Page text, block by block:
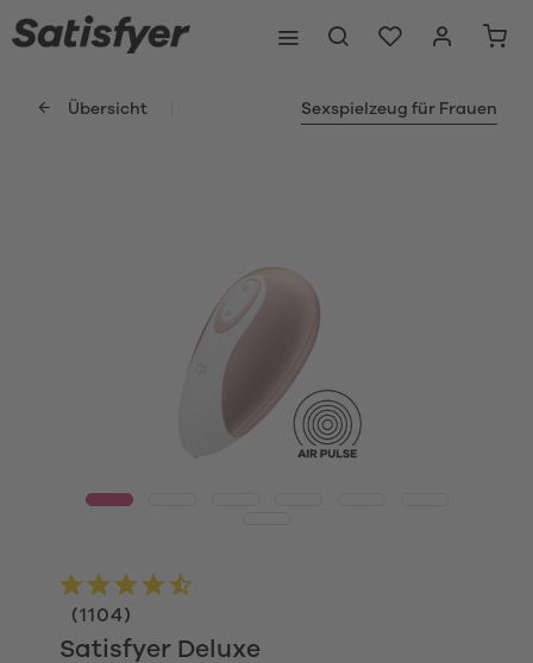
Übersicht Sexspielzeug für Frauen
Satisfyer Deluxe
(1104)